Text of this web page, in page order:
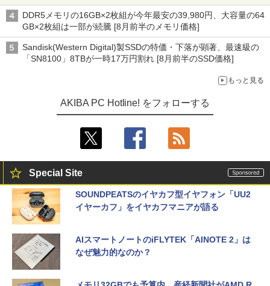
DDR5メモリの16GB×2枚組が今年最安の39,980円、大容量の64
GB×2枚組は一部が続騰 [8月前半のメモリ価格]
Sandisk(Western Digital)製SSDの特価・下落が顕著、最速級の
「SN8100」8TBが一時17万円割れ [8月前半のSSD価格]
もっと見る
AKIBA PC Hotline! をフォローする
Special Site
SOUNDPEATSのイヤカフ型イヤフォン「UU2
イヤーカフ」をイヤカフマニアが語る
AIスマートノートのiFLYTEK「AINOTE 2」は
なぜ魅力的なのか？